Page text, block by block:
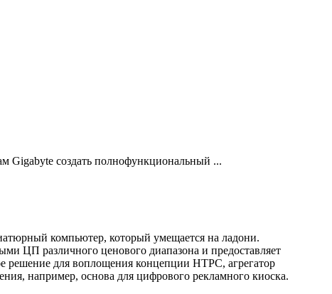
создать полнофункциональный ...
компьютер, который умещается на ладони.
ЦП различного ценового диапазона и предоставляет
решение для воплощения концепции HTPC, агрегатор
например, основа для цифрового рекламного киоска.